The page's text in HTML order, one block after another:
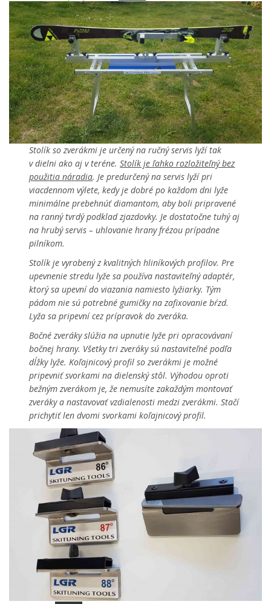
SKI mobile PRO 6 prospekt 2020 Stiahnuť
Stolík so zverákmi je určený na ručný servis lyží tak
v dielni ako aj v teréne.Stolík je ľahko rozložiteľný bez
použitia náradia. Je predurčený na servis lyží pri
viacdennom výlete, kedy je dobré po každom dni lyže
minimálne prebehnúť diamantom, aby boli pripravené
na ranný tvrdý podklad zjazdovky. Je dostatočne tuhý aj
na hrubý servis – uhlovanie hrany frézou prípadne
pilníkom.
Stolík je vyrobený z kvalitných hliníkových profilov. Pre
upevnenie stredu lyže sa používa nastaviteľný adaptér,
ktorý sa upevní do viazania namiesto lyžiarky. Tým
pádom nie sú potrebné gumičky na zafixovanie bŕzd.
Lyža sa pripevní cez prípravok do zveráka.
Bočné zveráky slúžia na upnutie lyže pri opracovávaní
bočnej hrany. Všetky tri zveráky sú nastaviteľné podľa
dĺžky lyže. Koľajnicový profil so zverákmi je možné
pripevniť svorkami na dielenský stôl. Výhodou oproti
bežným zverákom je, že nemusíte zakaždým montovať
zveráky a nastavovať vzdialenosti medzi zverákmi. Stačí
prichytiť len dvomi svorkami koľajnicový profil.